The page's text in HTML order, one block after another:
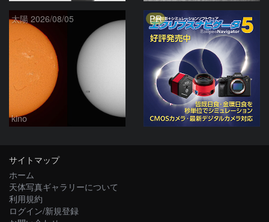
太陽 2026/08/05
kino
PR
サイトマップ
ホーム
天体写真ギャラリーについて
利用規約
ログイン/新規登録